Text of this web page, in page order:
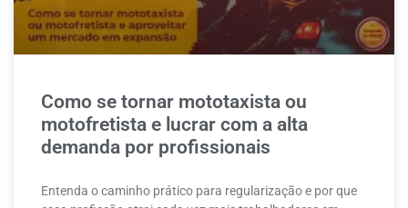
Como se tornar mototaxista ou
motofretista e lucrar com a alta
demanda por profissionais
Entenda o caminho prático para regularização e por que